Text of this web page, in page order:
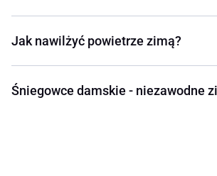
Jak nawilżyć powietrze zimą?
Śniegowce damskie - niezawodne